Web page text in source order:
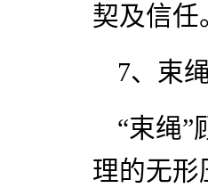
契及信任
7、束
“束绳”
理的无形